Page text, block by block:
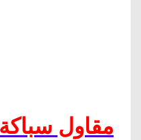
مقاول